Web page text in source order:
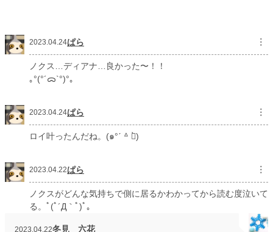
2023.04.24ぱら ︙
ノクス…ディアナ…良かった〜！！
｡°(°´ᯅ`°)°｡
2023.04.24ぱら ︙
ロイ叶ったんだね。(๑°ˊ ᐞ ก̀)
2023.04.22ぱら ︙
ノクスがどんな気持ちで側に居るかわかってから読む度泣いて
る。ﾟ(ﾟ´Д｀ﾟ)ﾟ｡
2023.04.22冬見 六花